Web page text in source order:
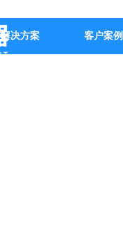
解决方案 客户案例